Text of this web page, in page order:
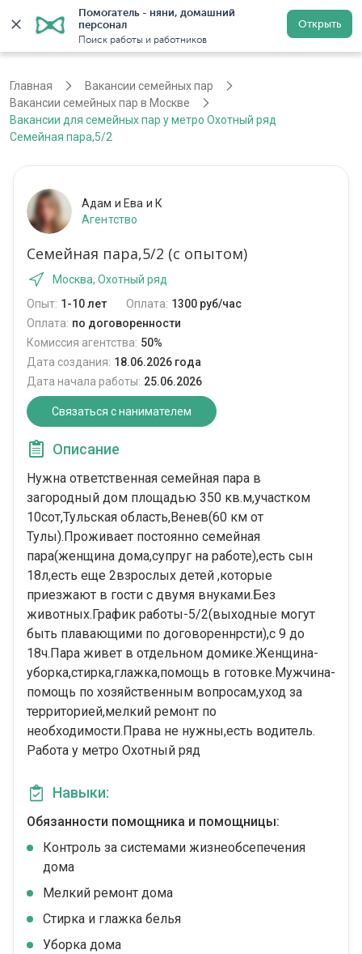
Помогатель - няни, домашний
персонал
Поиск работы и работников
Открыть
Регистрация
Главная
Вакансии семейных пар
Вакансии семейных пар в Москве
Вакансии для семейных пар у метро Охотный ряд
Семейная пара,5/2
Адам и Ева и К
Агентство
Семейная пара,5/2 (с опытом)
Москва, Охотный ряд
Опыт: 1-10 лет Оплата: 1300 руб/час
Оплата: по договоренности
Комиссия агентства: 50%
Дата создания: 18.06.2026 года
Дата начала работы: 25.06.2026
Связаться с нанимателем
Описание
Нужна ответственная семейная пара в
загородный дом площадью 350 кв.м,участком
10сот,Тульская область,Венев(60 км от
Тулы).Проживает постоянно семейная
пара(женщина дома,супруг на работе),есть сын
18л,есть еще 2взрослых детей ,которые
приезжают в гости с двумя внуками.Без
животных.График работы-5/2(выходные могут
быть плавающими по договореннрсти),с 9 до
18ч.Пара живет в отдельном домике.Женщина-
уборка,стирка,глажка,помощь в готовке.Мужчина-
помощь по хозяйственным вопросам,уход за
территорией,мелкий ремонт по
необходимости.Права не нужны,есть водитель.
Работа у метро Охотный ряд
Навыки:
Обязанности помощника и помощницы:
Контроль за системами жизнеобсепечения
дома
Мелкий ремонт дома
Стирка и глажка белья
Уборка дома